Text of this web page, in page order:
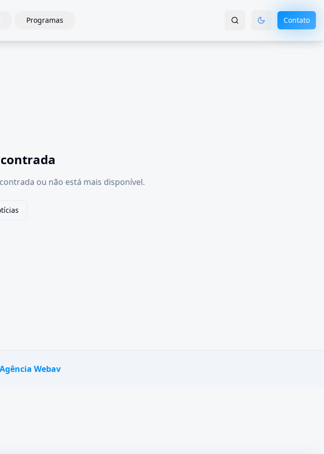
Programas Contato
ou não está mais disponível.
Webav